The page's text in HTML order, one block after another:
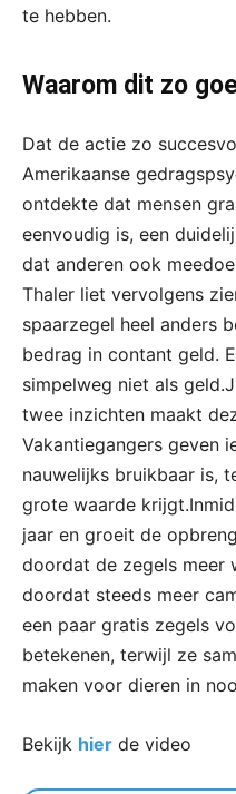
te hebben.
Waarom dit zo
Dat de actie zo
Amerikaanse
ontdekte dat mensen
eenvoudig is, een
dat anderen ook
Thaler liet vervolgens
spaarzegel heel anders
bedrag in contant geld.
simpelweg niet als
twee inzichten maakt
Vakantiegangers geven
nauwelijks bruikbaar is,
grote waarde
jaar en groeit de
doordat de zegels meer
doordat steeds meer
een paar gratis zegels
betekenen, terwijl ze
maken voor dieren in
Bekijk hier de video